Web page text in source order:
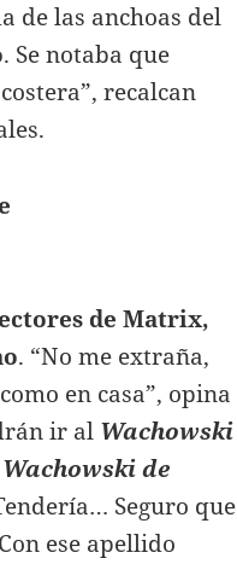
de las anchoas del
. Se notaba que
recalcan
de Matrix,
. “No me extraña,
en casa”, opina
ir al Wachowski
Wachowskide
Seguro que
ese apellido